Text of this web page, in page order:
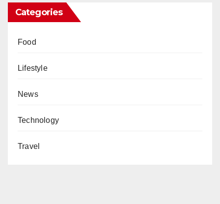
Categories
Food
Lifestyle
News
Technology
Travel